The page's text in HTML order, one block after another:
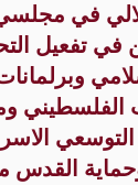
في
في تفعيل
وحماية